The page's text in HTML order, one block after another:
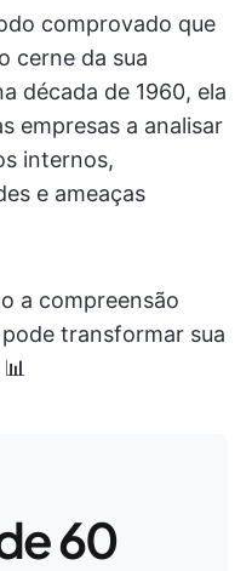
comprovado que
cerne da sua
década de 1960, ela
empresas a analisar
internos,
e ameaças
a compreensão
transformar sua
60